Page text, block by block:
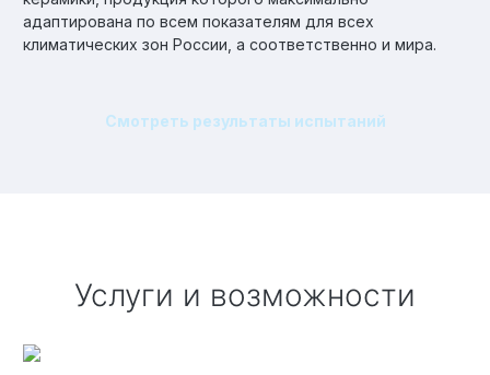
адаптирована по всем показателям для всех
климатических зон России, а соответственно и мира.
Смотреть результаты испытаний
Услуги и возможности